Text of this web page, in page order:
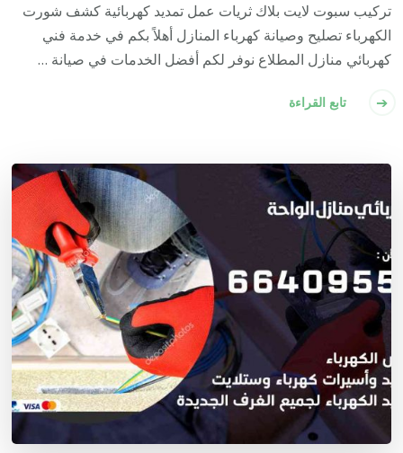
تركيب سبوت لايت بلاك ثريات عمل تمديد كهربائية كشف شورت
الكهرباء تصليح وصيانة كهرباء المنازل أهلاً بكم في خدمة فني
كهربائي منازل المطلاع نوفر لكم أفضل الخدمات في صيانة …
تابع القراءة